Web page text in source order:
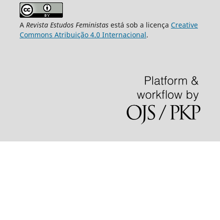
A Revista Estudos Feministasestá sob a licença Creative
Commons Atribuição 4.0 Internacional.